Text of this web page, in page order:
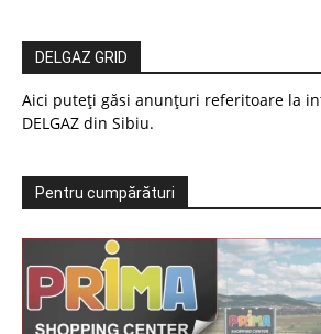
DELGAZ GRID
Aici puteți găsi anunțuri referitoare la
DELGAZ din Sibiu.
Pentru cumpărături